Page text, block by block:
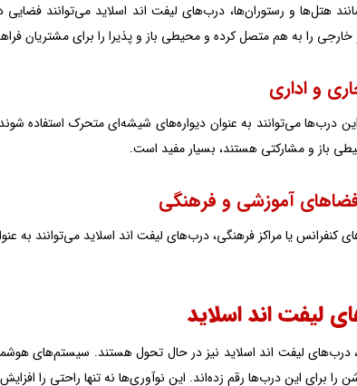
هتل‌ها و رستوران‌ها، درب‌های لیفت اند اسلاید می‌توانند فضایی
را به هم متصل کرده و محیطی باز و پذیرا را برای مشتریان
درب‌ها می‌توانند به عنوان دیواره‌های شیشه‌ای متحرک استفاده
باز و مشارکتی هستند، بسیار مفید است.
کنفرانس یا مراکز فرهنگی، درب‌های لیفت اند اسلاید می‌توانند به
لیفت اند اسلاید
درب‌های لیفت اند اسلاید نیز در حال تحول هستند. سیستم‌های
را برای این درب‌ها رقم زده‌اند. این نوآوری‌ها نه تنها راحتی را